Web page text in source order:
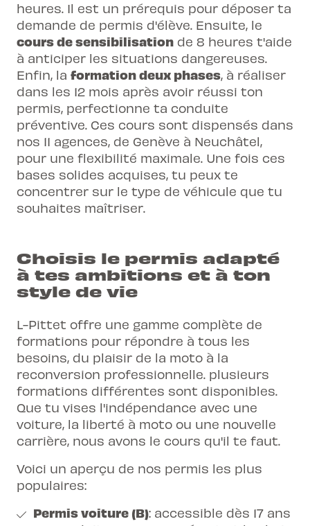
heures. Il est un prérequis pour déposer ta
demande de permis d'élève. Ensuite, le
cours desensibilisation de 8 heures t'aide
à anticiper les situations dangereuses.
Enfin, la formationdeux phases, à réaliser
dans les 12 mois après avoir réussi ton
permis, perfectionne ta conduite
préventive. Ces cours sont dispensés dans
nos 11 agences, de Genève à Neuchâtel,
pour une flexibilité maximale. Une fois ces
bases solides acquises, tu peux te
concentrer sur le type de véhicule que tu
souhaites maîtriser.
Choisis le permis adapté
à tes ambitions et à ton
style de vie
L-Pittet offre une gamme complète de
formations pour répondre à tous les
besoins, du plaisir de la moto à la
reconversion professionnelle. plusieurs
formations différentes sont disponibles.
Que tu vises l'indépendance avec une
voiture, la liberté à moto ou une nouvelle
carrière, nous avons le cours qu'il te faut.
Voici un aperçu de nos permis les plus
populaires:
Permis voiture (B): accessible dès 17 ans